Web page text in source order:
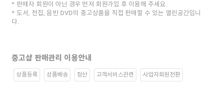
판매자 회원이 아닌 경우 먼저 회원가입 후 이용해 주세요.
도서, 전집, 음반 DVD의 중고상품을 직접 판매할 수 있는 열린공간입니
다.
중고샵 판매관리 이용안내
상품등록 상품배송 정산 고객서비스관련 사업자회원전환